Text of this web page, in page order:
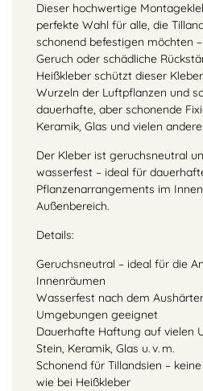
Dieser hochwertige
perfekte Wahl für alle, die
schonend befestigen möchten
Geruch oder schädliche
Heißkleber schützt dieser
Wurzeln der Luftpflanzen und
dauerhafte, aber schonende
Keramik, Glas und vielen
Der Kleber ist geruchsneutral
wasserfest – ideal für
Pflanzenarrangements im
Außenbereich.
Details:
Geruchsneutral – ideal für die
Innenräumen
Wasserfest nach dem
Umgebungen geeignet
Dauerhafte Haftung auf vielen
Stein, Keramik, Glas u. v. m.
Schonend für Tillandsien –
wie bei Heißkleber